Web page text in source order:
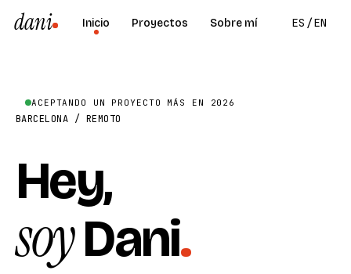
dani Inicio Proyectos Sobre mí ES /EN
ACEPTANDO UN PROYECTO MÁS EN 2026
BARCELONA / REMOTO
Hey,
soyDani.